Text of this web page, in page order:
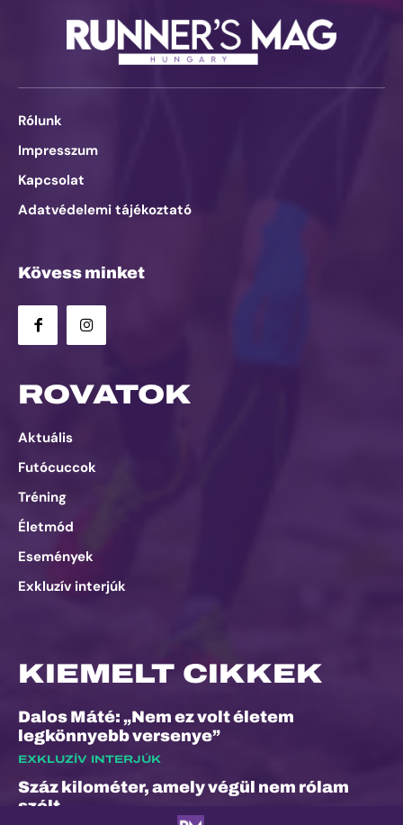
Rólunk
Impresszum
Kapcsolat
Adatvédelemi tájékoztató
Kövess minket
ROVATOK
Aktuális
Futócuccok
Tréning
Életmód
Események
Exkluzív interjúk
KIEMELT CIKKEK
Dalos Máté: „Nem ez volt életem
legkönnyebb versenye”
EXKLUZÍV INTERJÚK
Száz kilométer, amely végül nem rólam
szólt